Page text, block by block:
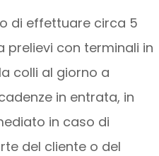
di effettuare circa 5
prelievi con terminali in
colli al giorno a
in entrata, in
in caso di
del cliente o del